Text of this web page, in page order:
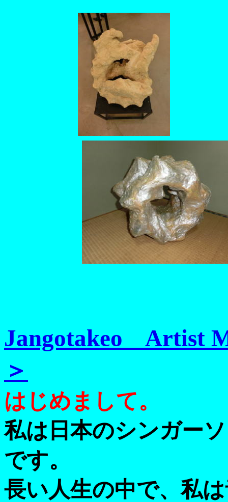
Jangotakeo Artist
＞
はじめまして。
私は日本のシンガー
です。
長い人生の中で、私